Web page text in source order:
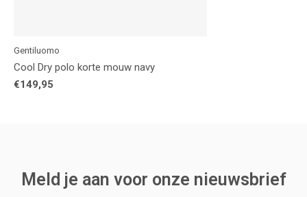
Gentiluomo
Cool Dry polo korte mouw navy
€149,95
Meld je aan voor onze nieuwsbrief